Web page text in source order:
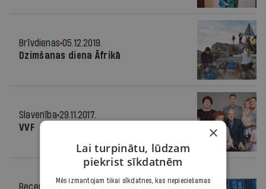
Brīvdienas 05.12.2019.
Dzimšanas diena Āfrikā
Slavenība 29.11.2017.
VVF
Recenzija
11.05.2016.
×
Lai turpinātu, lūdzam
piekrist sīkdatnēm
Mēs izmantojam tikai sīkdatnes, kas nepieciešamas